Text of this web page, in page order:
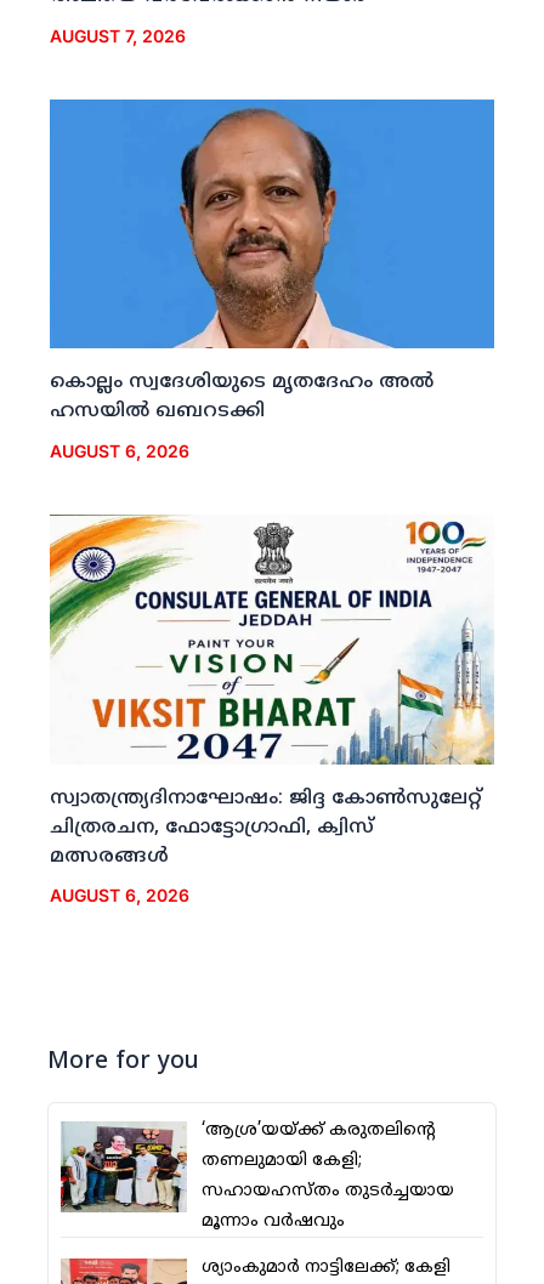
AUGUST 7, 2026
കൊല്ലം സ്വദേശിയുടെ മൃതദേഹം അല്‍
ഹസയില്‍ ഖബറടക്കി
AUGUST 6, 2026
സ്വാതന്ത്ര്യദിനാഘോഷം: ജിദ്ദ കോണ്‍സുലേറ്റ്
ചിത്രരചന, ഫോട്ടോഗ്രാഫി, ക്വിസ്
മത്സരങ്ങള്‍
AUGUST 6, 2026
More for you
‘ആശ്ര’യയ്ക്ക് കരുതലിന്റെ
തണലുമായി കേളി;
സഹായഹസ്തം തുടര്‍ച്ചയായ
മൂന്നാം വര്‍ഷവും
ശ്യാംകുമാര്‍ നാട്ടിലേക്ക്; കേളി